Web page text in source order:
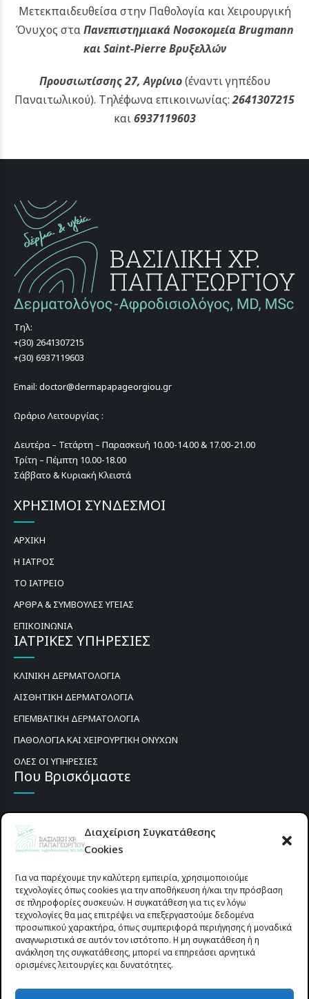
Διαχείριση Συγκατάθεσης
Cookies
Για να παρέχουμε την καλύτερη εμπειρία, χρησιμοποιούμε
τεχνολογίες όπως cookies για την αποθήκευση ή/και την πρόσβαση
σε πληροφορίες συσκευών. Η συγκατάθεση για τις εν λόγω
τεχνολογίες θα μας επιτρέψει να επεξεργαστούμε δεδομένα
προσωπικού χαρακτήρα, όπως συμπεριφορά περιήγησης ή μοναδικά
αναγνωριστικά σε αυτόν τον ιστότοπο. Η μη συγκατάθεση ή η
ανάκληση της συγκατάθεσης, μπορεί να επηρεάσει αρνητικά
ορισμένες λειτουργίες και δυνατότητες.
Μετεκπαιδευθείσα στην Παθολογία και Χειρουργική
Όνυχος σταΠανεπιστημιακά Νοσοκομεία Brugmann
και Saint-Pierre Βρυξελλών
Προυσιωτίσσης 27, Αγρίνιο(έναντι γηπέδου
Παναιτωλικού). Τηλέφωνα επικοινωνίας:2641307215
και6937119603
Τηλ:
+(30) 2641307215
+(30) 6937119603
Email: doctor@dermapapageorgiou.gr
Ωράριο Λειτουργίας :
Δευτέρα – Τετάρτη – Παρασκευή 10.00-14.00 & 17.00-21.00
Τρίτη – Πέμπτη 10.00-18.00
Σάββατο & Κυριακή Κλειστά
ΧΡΗΣΙΜΟΙ ΣΥΝΔΕΣΜΟΙ
ΑΡΧΙΚΗ
Η ΙΑΤΡΟΣ
ΤΟ ΙΑΤΡΕΙΟ
ΑΡΘΡΑ & ΣΥΜΒΟΥΛΕΣ ΥΓΕΙΑΣ
ΕΠΙΚΟΙΝΩΝΙΑ
ΙΑΤΡΙΚΕΣ ΥΠΗΡΕΣΙΕΣ
ΚΛΙΝΙΚΗ ΔΕΡΜΑΤΟΛΟΓΙΑ
ΑΙΣΘΗΤΙΚΗ ΔΕΡΜΑΤΟΛΟΓΙΑ
ΕΠΕΜΒΑΤΙΚΗ ΔΕΡΜΑΤΟΛΟΓΙΑ
ΠΑΘΟΛΟΓΙΑ ΚΑΙ ΧΕΙΡΟΥΡΓΙΚΗ ΟΝΥΧΩΝ
ΟΛΕΣ ΟΙ ΥΠΗΡΕΣΙΕΣ
Που Βρισκόμαστε
Προυσιωτίσσης 27 & Δ.Σταϊκου , Αγρίνιο 30133 (έναντι γηπέδου